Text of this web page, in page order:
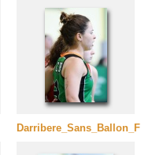
Darribere_Sans_Ballon_F